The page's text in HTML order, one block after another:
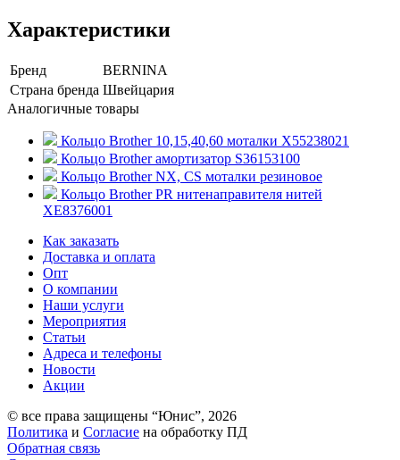
Характеристики
Бренд
BERNINA
Страна бренда Швейцария
Аналогичные товары
Кольцо Brother 10,15,40,60 моталки Х55238021
Кольцо Brother амортизатор S36153100
Кольцо Brother NX, CS моталки резиновое
Кольцо Brother PR нитенаправителя нитей
XЕ8376001
Как заказать
Доставка и оплата
Опт
О компании
Наши услуги
Мероприятия
Статьи
Адреса и телефоны
Новости
Акции
© все права защищены “Юнис”, 2026
Политика и Cогласие на обработку ПД
Обратная связь